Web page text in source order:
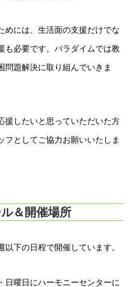
めには、生活面の支援だけでな
も必要です。パラダイムでは教
問題解決に取り組んでいきま
援したいと思っていただいた方
フとしてご協力お願いいたしま
＆開催場所
下の日程で開催しています。
日曜日にハーモニーセンターに